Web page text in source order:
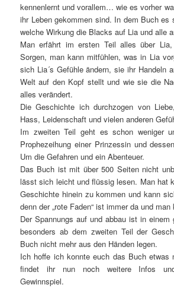
kennenlernt und vorallem… wie es vorher
ihr Leben gekommen sind. In dem Buch es
welche Wirkung die Blacks auf Lia und alle
Man erfährt im ersten Teil alles über
Sorgen, man kann mitfühlen, was in Lia
sich Lia´s Gefühle ändern, sie ihr Handeln
Welt auf den Kopf stellt und wie sie die
alles verändert.
Die Geschichte ich durchzogen von
Hass, Leidenschaft und vielen anderen
Im zweiten Teil geht es schon weniger
Prophezeihung einer Prinzessin und
Um die Gefahren und ein Abenteuer.
Das Buch ist mit über 500 Seiten nicht
lässt sich leicht und flüssig lesen. Man hat
Geschichte hinein zu kommen und kann
denn der „rote Faden“ ist immer da und
Der Spannungs auf und abbau ist in einem
besonders ab dem zweiten Teil der
Buch nicht mehr aus den Händen legen.
Ich hoffe ich konnte euch das Buch etwas
findet ihr nun noch weitere Infos
Gewinnspiel.